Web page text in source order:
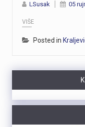
LSusak 05
VIŠE
Posted in